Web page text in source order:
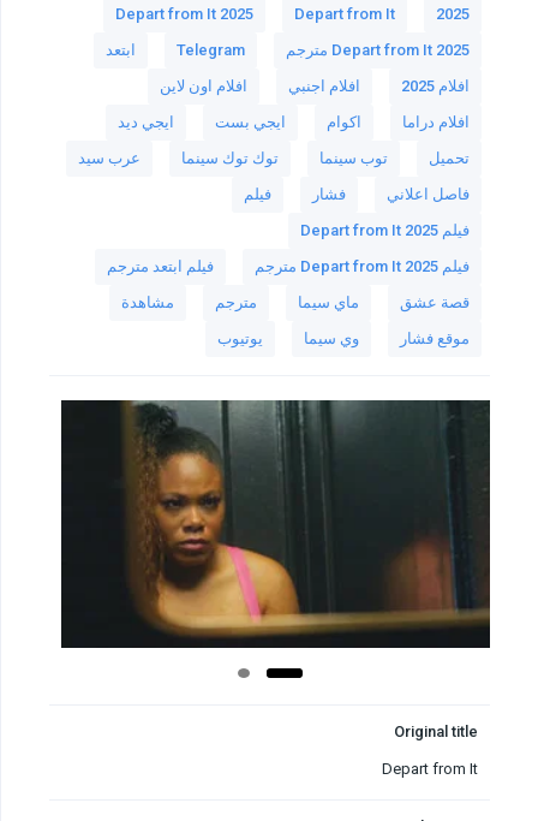
2025
Depart from It
Depart from It 2025
Depart from It 2025 مترجم
Telegram
ابتعد
افلام 2025
افلام اجنبي
افلام اون لاين
افلام دراما
اكوام ايجي بست
ايجي ديد
تحميل
توب سينما توك توك سينما
عرب سيد
فاصل اعلاني
فشار
فيلم
فيلم Depart from It 2025
فيلم Depart from It 2025 مترجم
فيلم ابتعد مترجم
قصة عشق
ماي سيما مترجم
مشاهدة
موقع فشار
وي سيما يوتيوب
Original title
Depart from It